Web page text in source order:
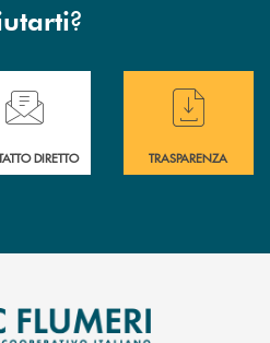
?
di assistenza immediata ?
DIRETTO
Hai bisogno di
TRASPARENZA